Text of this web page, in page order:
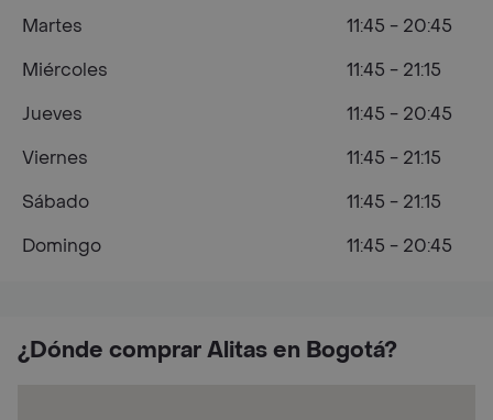
¿Dónde comprar Alitas en Bogotá?
Martes
11:45 - 20:45
Miércoles
11:45 - 21:15
Jueves
11:45 - 20:45
Viernes
11:45 - 21:15
Sábado
11:45 - 21:15
Domingo
11:45 - 20:45